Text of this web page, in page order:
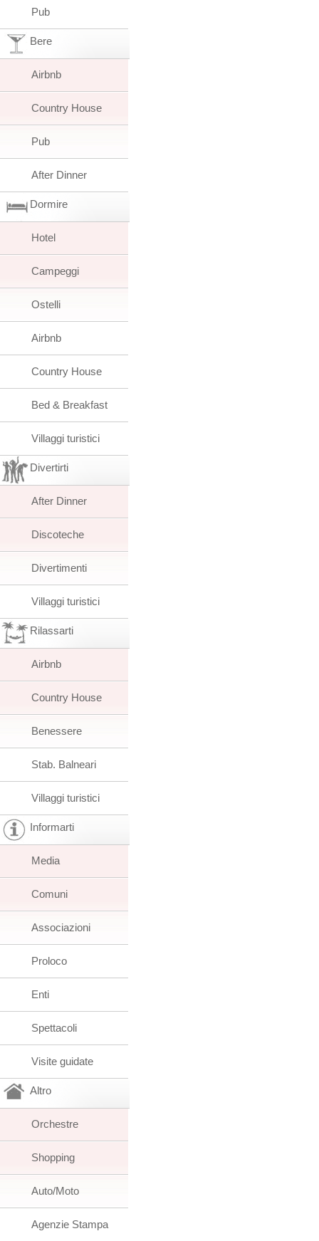
Pub
Bere
Airbnb
Country House
Pub
After Dinner
Dormire
Hotel
Campeggi
Ostelli
Airbnb
Country House
Bed & Breakfast
Villaggi turistici
Divertirti
After Dinner
Discoteche
Divertimenti
Villaggi turistici
Rilassarti
Airbnb
Country House
Benessere
Stab. Balneari
Villaggi turistici
Informarti
Media
Comuni
Associazioni
Proloco
Enti
Spettacoli
Visite guidate
Altro
Orchestre
Shopping
Auto/Moto
Agenzie Stampa